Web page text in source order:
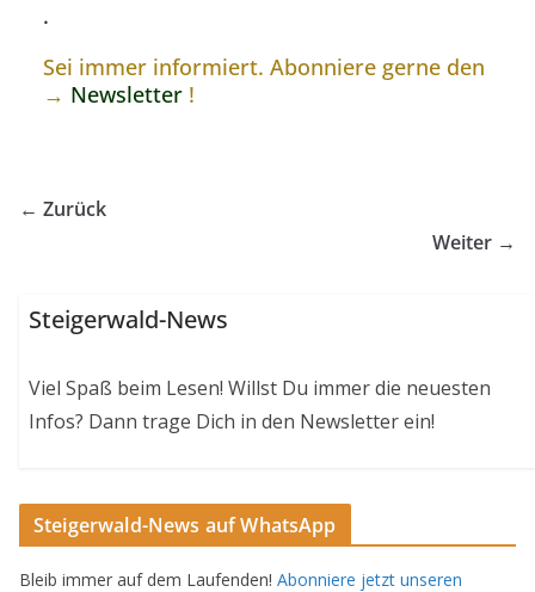
.
Sei immer informiert. Abonniere gerne den
→ Newsletter !
← Zurück
Weiter →
Steigerwald-News
Viel Spaß beim Lesen! Willst Du immer die neuesten
Infos? Dann trage Dich in den Newsletter ein!
Steigerwald-News auf WhatsApp
Bleib immer auf dem Laufenden! Abonniere jetzt unseren